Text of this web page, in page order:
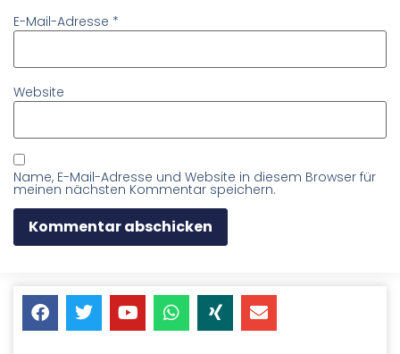
E-Mail-Adresse *
Website
Name, E-Mail-Adresse und Website in diesem Browser für
meinen nächsten Kommentar speichern.